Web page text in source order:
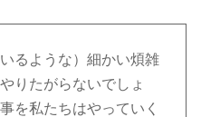
るような）細かい煩雑
りたがらないでしょ
を私たちはやっていく